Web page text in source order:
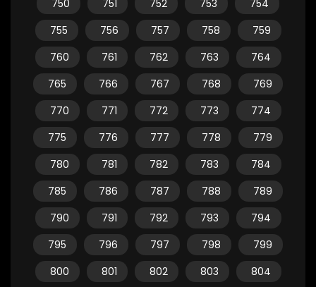
750
751 752 753
754
755
756 757 758
759
760
761 762 763
764
765
766 767 768
769
770
771 772 773
774
775
776 777 778
779
780
781 782 783
784
785
786 787 788
789
790
791 792 793
794
795
796 797 798
799
800
801 802 803
804